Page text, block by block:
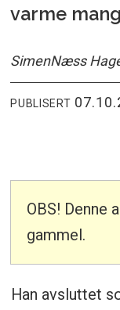
varme
SimenNæss
PUBLISERT
OBS! Denne
gammel.
Han avsluttet